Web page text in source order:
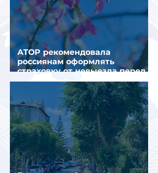
АТОР рекомендовала
россиянам оформлять
страховку от невыезда перед
поездкой в Грецию